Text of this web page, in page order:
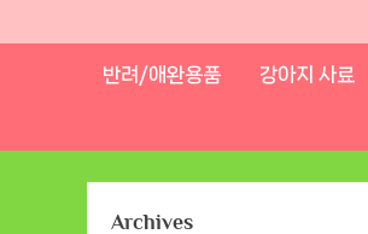
반려/애완용품 강아지 사료
Archives